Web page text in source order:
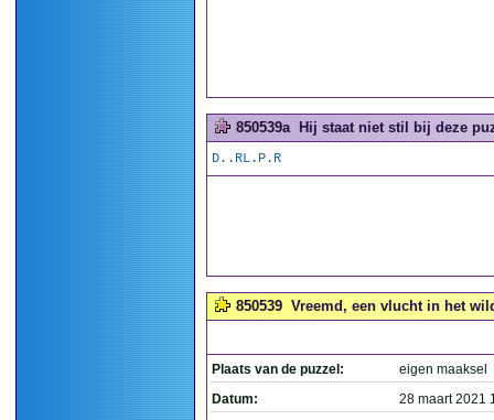
850539a Hij staat niet stil bij deze
D..RL.P.R
850539 Vreemd, een vlucht in het
Plaats van de puzzel:
eigen maaksel
Datum:
28 maart 2021